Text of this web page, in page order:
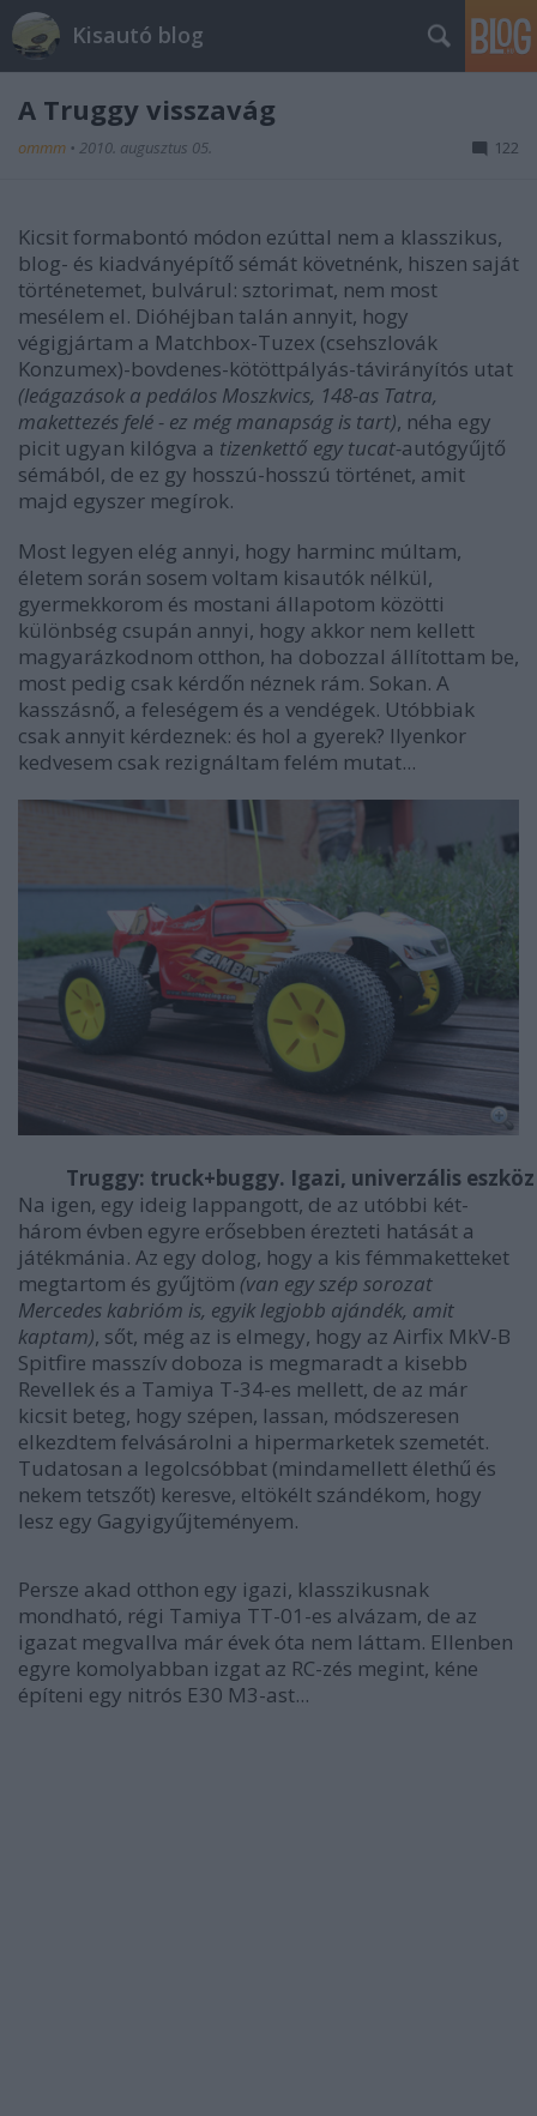
Kisautó blog
A Truggy visszavág
ommm • 2010. augusztus 05. 122
Kicsit formabontó módon ezúttal nem a klasszikus,
blog- és kiadványépítő sémát követnénk, hiszen saját
történetemet, bulvárul: sztorimat, nem most
mesélem el. Dióhéjban talán annyit, hogy
végigjártam a Matchbox-Tuzex (csehszlovák
Konzumex)-bovdenes-kötöttpályás-távirányítós utat
(leágazások a pedálos Moszkvics, 148-as Tatra,
makettezés felé - ez még manapság is tart), néha egy
picit ugyan kilógva a tizenkettő egy tucat-autógyűjtő
sémából, de ez gy hosszú-hosszú történet, amit
majd egyszer megírok.
Most legyen elég annyi, hogy harminc múltam,
életem során sosem voltam kisautók nélkül,
gyermekkorom és mostani állapotom közötti
különbség csupán annyi, hogy akkor nem kellett
magyarázkodnom otthon, ha dobozzal állítottam be,
most pedig csak kérdőn néznek rám. Sokan. A
kasszásnő, a feleségem és a vendégek. Utóbbiak
csak annyit kérdeznek: és hol a gyerek? Ilyenkor
kedvesem csak rezignáltam felém mutat...
Truggy: truck+buggy. Igazi, univerzális eszköz
Na igen, egy ideig lappangott, de az utóbbi két-
három évben egyre erősebben érezteti hatását a
játékmánia. Az egy dolog, hogy a kis fémmaketteket
megtartom és gyűjtöm (van egy szép sorozat
Mercedes kabrióm is, egyik legjobb ajándék, amit
kaptam), sőt, még az is elmegy, hogy az Airfix MkV-B
Spitfire masszív doboza is megmaradt a kisebb
Revellek és a Tamiya T-34-es mellett, de az már
kicsit beteg, hogy szépen, lassan, módszeresen
elkezdtem felvásárolni a hipermarketek szemetét.
Tudatosan a legolcsóbbat (mindamellett élethű és
nekem tetszőt) keresve, eltökélt szándékom, hogy
lesz egy Gagyigyűjteményem.
Persze akad otthon egy igazi, klasszikusnak
mondható, régi Tamiya TT-01-es alvázam, de az
igazat megvallva már évek óta nem láttam. Ellenben
egyre komolyabban izgat az RC-zés megint, kéne
építeni egy nitrós E30 M3-ast...